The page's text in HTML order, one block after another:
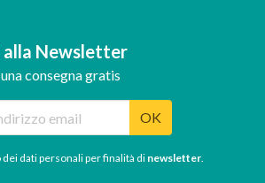
Newsletter
consegna gratis
OK
dati personali per finalità di newsletter.